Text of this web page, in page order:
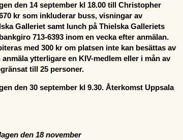
den 14 september kl 18.00 till Christopher
kr som inkluderar buss, visningar av
Galleriet samt lunch på Thielska Galleriets
713-6393 inom en vecka efter anmälan.
med 300 kr om platsen inte kan besättas av
ytterligare en KIV-medlem eller i mån av
till 25 personer.
den 30 september kl 9.30. Återkomst Uppsala
den 18 november